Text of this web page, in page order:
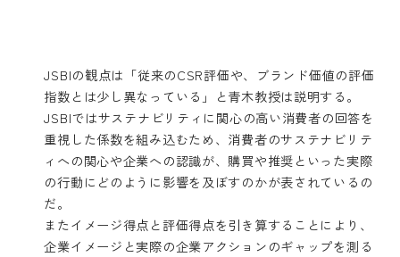
JSBIの観点は「従来のCSR評価や、ブランド価値の評価
指数とは少し異なっている」と青木教授は説明する。
JSBIではサステナビリティに関心の高い消費者の回答を
重視した係数を組み込むため、消費者のサステナビリテ
ィへの関心や企業への認識が、購買や推奨といった実際
の行動にどのように影響を及ぼすのかが表されているの
だ。
またイメージ得点と評価得点を引き算することにより、
企業イメージと実際の企業アクションのギャップを測る